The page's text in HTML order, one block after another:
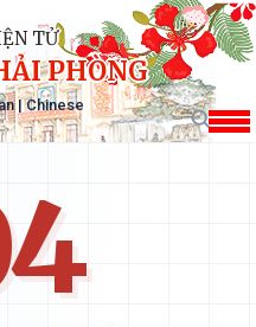
TỬ
PHÒNG
|Chinese